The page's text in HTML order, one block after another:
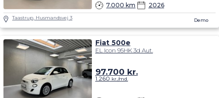
Demo
7.000 km 2026
Taastrup, Husmandsvej 3
Fiat 500e
EL Icon 95HK 3d Aut.
97.700 kr.
1.260 kr./md.